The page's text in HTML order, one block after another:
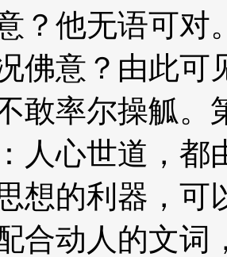
？他无语可对
佛意？由此可
敢率尔操觚。
人心世道，都
想的利器，可
合动人的文词